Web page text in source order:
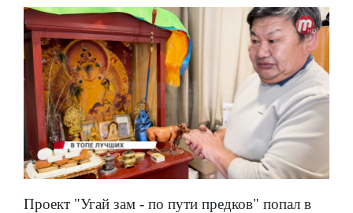
Проект "Угай зам - по пути предков" попал в